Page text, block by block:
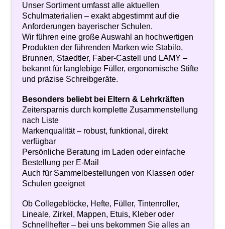
Unser Sortiment umfasst alle aktuellen
Schulmaterialien – exakt abgestimmt auf die
Anforderungen bayerischer Schulen.
Wir führen eine große Auswahl an hochwertigen
Produkten der führenden Marken wie Stabilo,
Brunnen, Staedtler, Faber-Castell und LAMY –
bekannt für langlebige Füller, ergonomische Stifte
und präzise Schreibgeräte.
Besonders beliebt bei Eltern & Lehrkräften
Zeitersparnis durch komplette Zusammenstellung
nach Liste
Markenqualität – robust, funktional, direkt
verfügbar
Persönliche Beratung im Laden oder einfache
Bestellung per E-Mail
Auch für Sammelbestellungen von Klassen oder
Schulen geeignet
Ob Collegeblöcke, Hefte, Füller, Tintenroller,
Lineale, Zirkel, Mappen, Etuis, Kleber oder
Schnellhefter – bei uns bekommen Sie alles an